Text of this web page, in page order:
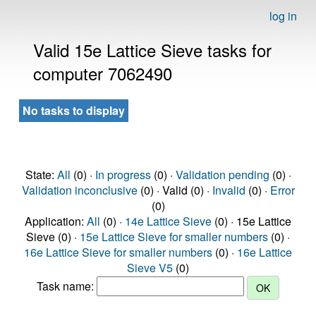
log in
Valid 15e Lattice Sieve tasks for
computer 7062490
No tasks to display
State: All (0) · In progress(0) · Validation pending (0) ·
Validation inconclusive(0) · Valid (0) · Invalid (0) · Error
(0)
Application: All (0) · 14e Lattice Sieve (0) · 15e Lattice
Sieve (0) · 15e Lattice Sieve for smaller numbers (0) ·
16e Lattice Sieve for smaller numbers (0) · 16e Lattice
Sieve V5 (0)
Task name: